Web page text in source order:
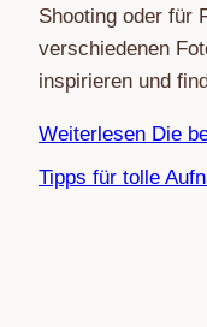
Shooting oder für
verschiedenen
inspirieren und
Weiterlesen Die
Tipps für tolle